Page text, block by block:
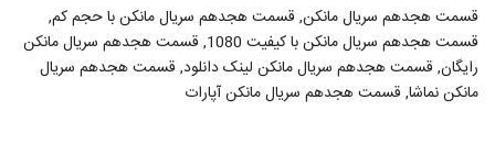
قسمت هجدهم سریال مانکن, قسمت هجدهم سریال مانکن با حجم کم,
قسمت هجدهم سریال مانکن با کیفیت 1080, قسمت هجدهم سریال مانکن
رایگان, قسمت هجدهم سریال مانکن لینک دانلود, قسمت هجدهم سریال
مانکن نماشا, قسمت هجدهم سریال مانکن آپارات